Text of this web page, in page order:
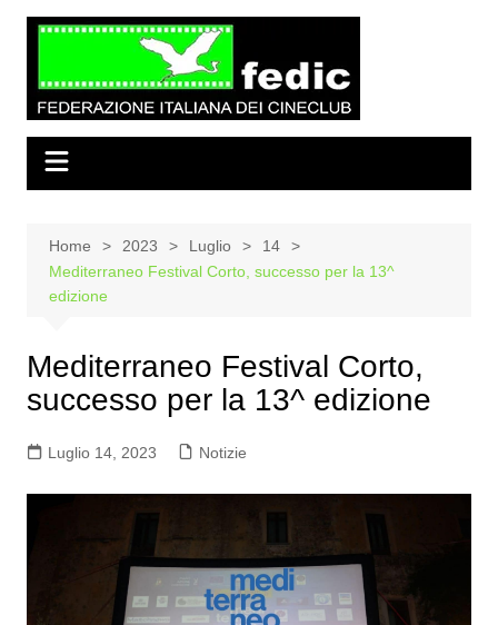
Salta
Home 2023 Luglio
14
Mediterraneo Festival Corto, successo per la 13^
edizione
Mediterraneo Festival Corto,
successo per la 13^ edizione
Luglio 14, 2023 Notizie